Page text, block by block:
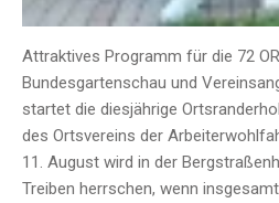
Attraktives Programm für die 72
Bundesgartenschau und
startet die diesjährige
des Ortsvereins der
11. August wird in der
Treiben herrschen, wenn